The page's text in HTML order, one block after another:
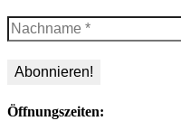
Öffnungszeiten: